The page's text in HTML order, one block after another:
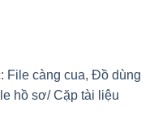
File càng cua, Đồ dùng
hồ sơ/ Cặp tài liệu